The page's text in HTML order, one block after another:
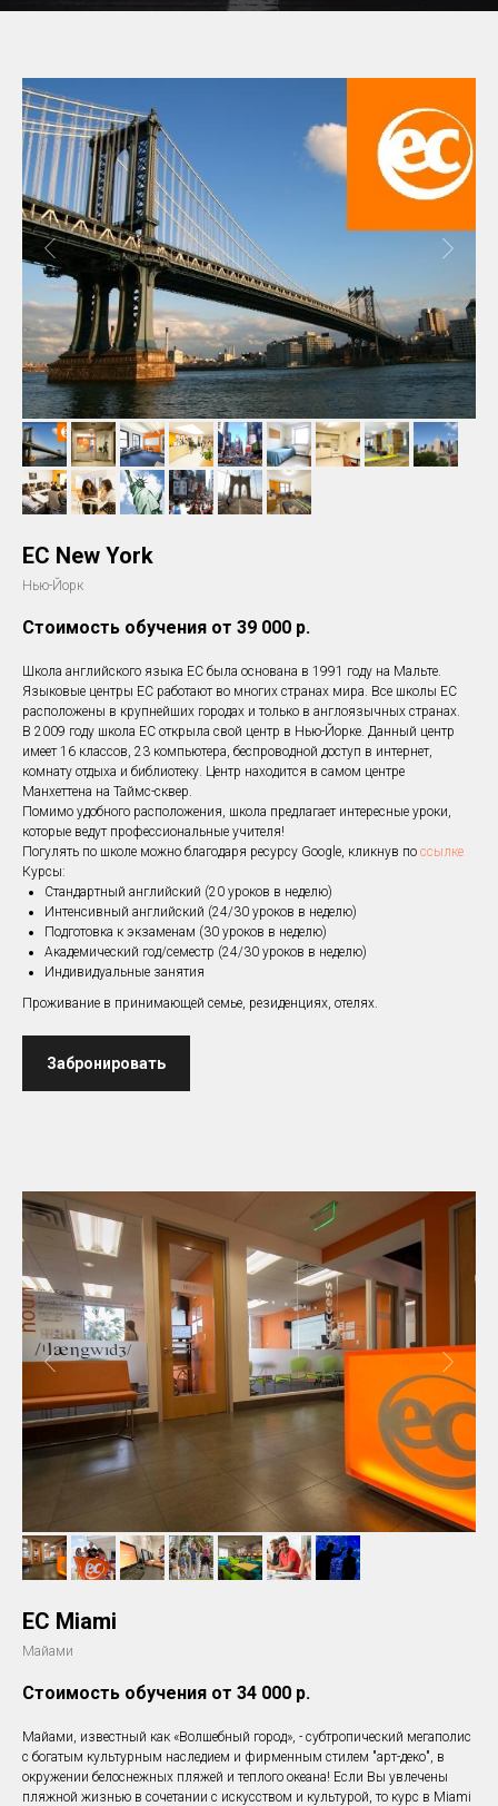
EC New York
Нью-Йорк
Стоимость обучения от 39 000 р.
Школа английского языка EC была основана в 1991 году на Мальте.
Языковые центры EC работают во многих странах мира. Все школы ЕС
расположены в крупнейших городах и только в англоязычных странах.
В 2009 году школа ЕС открыла свой центр в Нью-Йорке. Данный центр
имеет 16 классов, 23 компьютера, беспроводной доступ в интернет,
комнату отдыха и библиотеку. Центр находится в самом центре
Манхеттена на Таймс-сквер.
Помимо удобного расположения, школа предлагает интересные уроки,
которые ведут профессиональные учителя!
Погулять по школе можно благодаря ресурсу Google, кликнув по ссылке
Курсы:
Стандартный английский (20 уроков в неделю)
Интенсивный английский (24/30 уроков в неделю)
Подготовка к экзаменам (30 уроков в неделю)
Академический год/семестр (24/30 уроков в неделю)
Индивидуальные занятия
Проживание в принимающей семье, резиденциях, отелях.
Забронировать
EC Miami
Майами
Стоимость обучения от 34 000 р.
Майами, известный как «Волшебный город», - субтропический мегаполис
с богатым культурным наследием и фирменным стилем "арт-деко", в
окружении белоснежных пляжей и теплого океана! Если Вы увлечены
пляжной жизнью в сочетании с искусством и культурой, то курс в Miami